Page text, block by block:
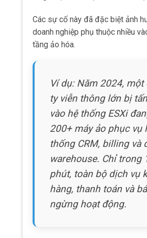
Các sự cố này đã đặc biệt ảnh
doanh nghiệp phụ thuộc nhiều
tầng ảo hóa.
Ví dụ: Năm 2024, một
ty viễn thông lớn bị
vào hệ thống ESXi
200+ máy ảo phục vụ
thống CRM, billing và
warehouse. Chỉ trong
phút, toàn bộ dịch vụ
hàng, thanh toán và
ngừng hoạt động.